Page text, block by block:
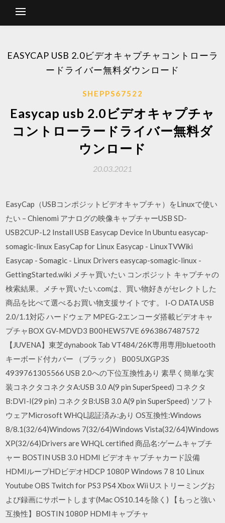
EASYCAP USB 2.0ビデオキャプチャコントローラ
ードライバー無料ダウンロード
SHEPPS67522
Easycap usb 2.0ビデオキャプチャ
コントローラードライバー無料ダ
ウンロード
20.03.2021
EasyCap（USBコンポジットビデオキャプチャ）をLinuxで使い
たい – Chienomi アナログの映像キャプチャーUSB SD-
USB2CUP-L2 Install USB Easycap Device In Ubuntu easycap-
somagic-linux EasyCap for Linux Easycap - LinuxTVWiki
Easycap - Somagic - Linux Drivers easycap-somagic-linux -
GettingStarted.wiki メチャ買いたい コンポジット キャプチャの
検索結果。メチャ買いたい.comは、買い物好きがセレクトした
商品を比べて選べるお買い物支援サイトです。 I-O DATA USB
2.0/1.1対応 ハードウェア MPEG-2エンコーダ搭載ビデオキャ
プチャBOX GV-MDVD3 B00HEW57VE 6963867487572
【JUVENA】東芝dynabook Tab VT484/26K専用専用bluetooth
キーボード付カバー （ブラック） B005UXGP3S
4939761305566 USB 2.0への下位互換性あり 素早く簡単な実
装コネクタコネクタA:USB 3.0 A(9 pin SuperSpeed) コネクタ
B:DVI-I(29 pin) コネクタB:USB 3.0 A(9 pin SuperSpeed) ソフト
ウェアMicrosoft WHQL認証済み:あり OS互換性:Windows
8/8.1(32/64)Windows 7(32/64)Windows Vista(32/64)Windows
XP(32/64)Drivers are WHQL certified 商品名:ゲームキャプチ
ャー BOSTIN USB 3.0 HDMI ビデオキャプチャカード設備
HDMIループHDビデオHDCP 1080P Windows 7 8 10 Linux
Youtube OBS Twitch for PS3 PS4 Xbox Wii Uストリーミングお
よび録画にサポートします(Mac OS10.14を除く) 【もっと強い
互換性】BOSTIN 1080P HDMIキャプチャ